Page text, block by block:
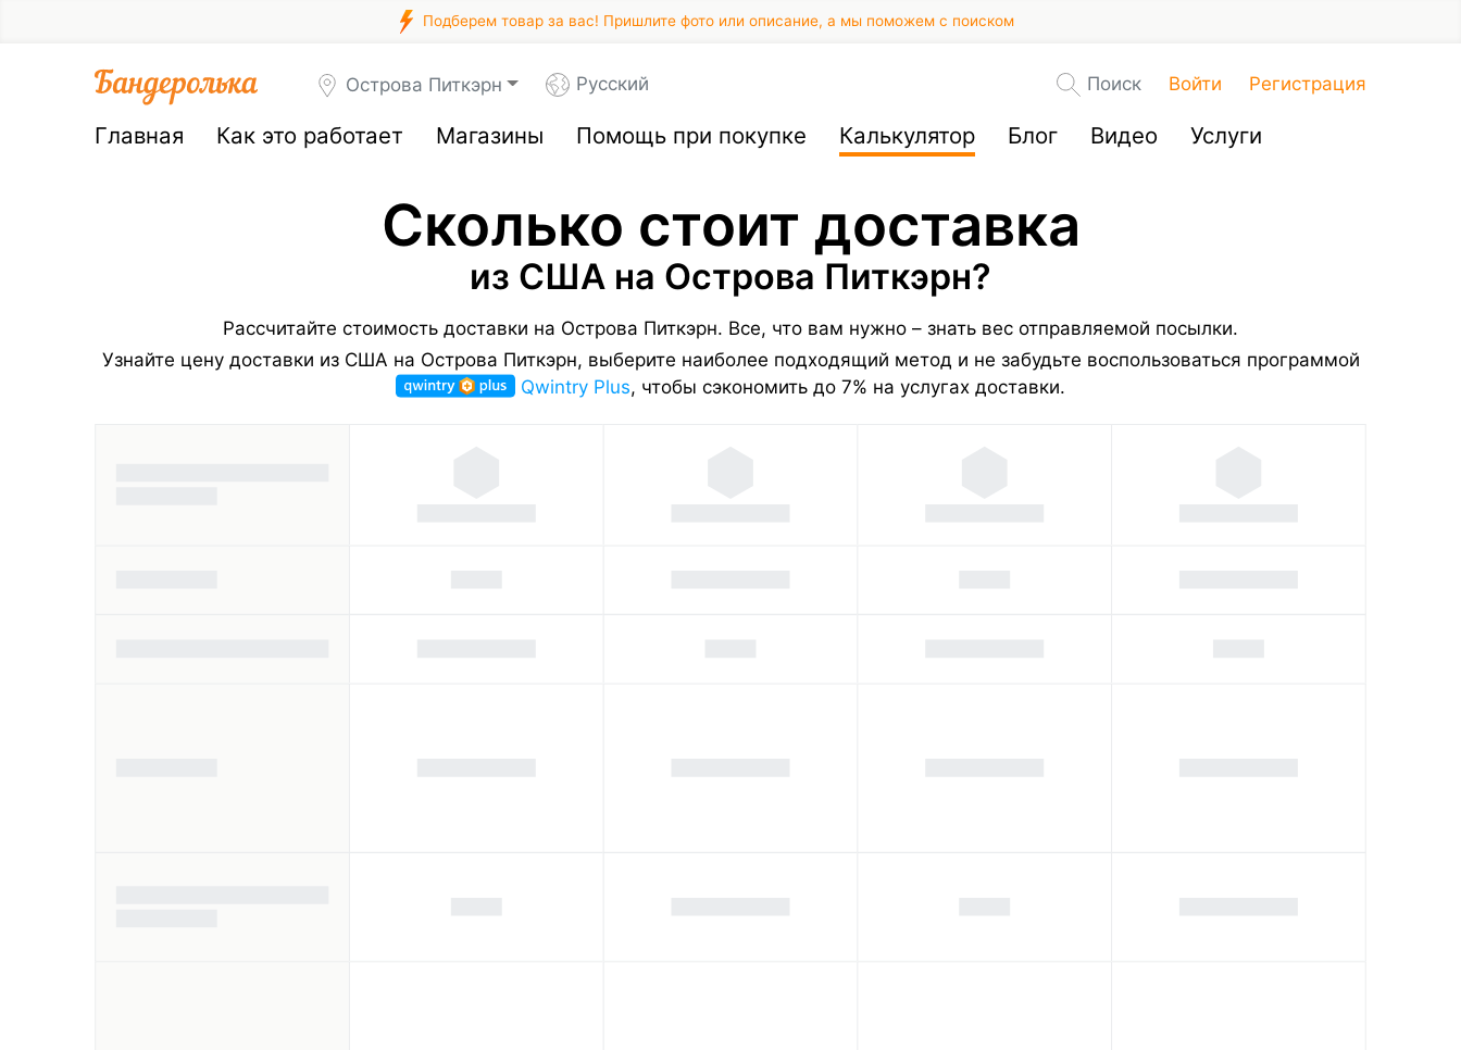
Подберем товар за вас! Пришлите фото или описание, а мы поможем с поиском
Острова Питкэрн Русский Поиск Войти Регистрация
Главная Как это работает Магазины Помощь при покупке Калькулятор Блог Видео Услуги
Сколько стоит доставка
из США на Острова Питкэрн?
Рассчитайте стоимость доставки на Острова Питкэрн. Все, что вам нужно – знать вес отправляемой посылки.
Узнайте цену доставки из США на Острова Питкэрн, выберите наиболее подходящий метод и не забудьте воспользоваться программой
Qwintry Plus, чтобы сэкономить до 7% на услугах доставки.